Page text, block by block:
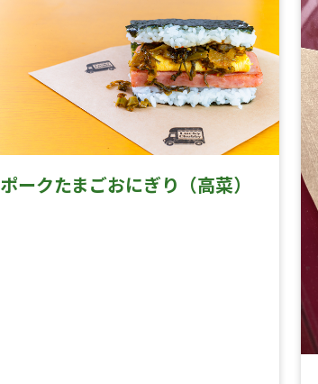
ポークたまごおにぎり（高菜）